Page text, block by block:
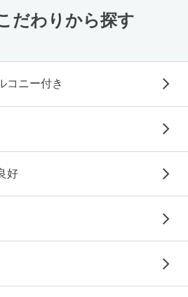
だわりから探す
コニー付き
好